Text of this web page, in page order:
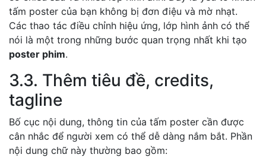
tấm poster của bạn không bị đơn điệu và mờ nhạt.
Các thao tác điều chỉnh hiệu ứng, lớp hình ảnh có thể
nói là một trong những bước quan trọng nhất khi tạo
poster phim.
3.3. Thêm tiêu đề, credits,
tagline
Bố cục nội dung, thông tin của tấm poster cần được
cân nhắc để người xem có thể dễ dàng nắm bắt. Phần
nội dung chữ này thường bao gồm: